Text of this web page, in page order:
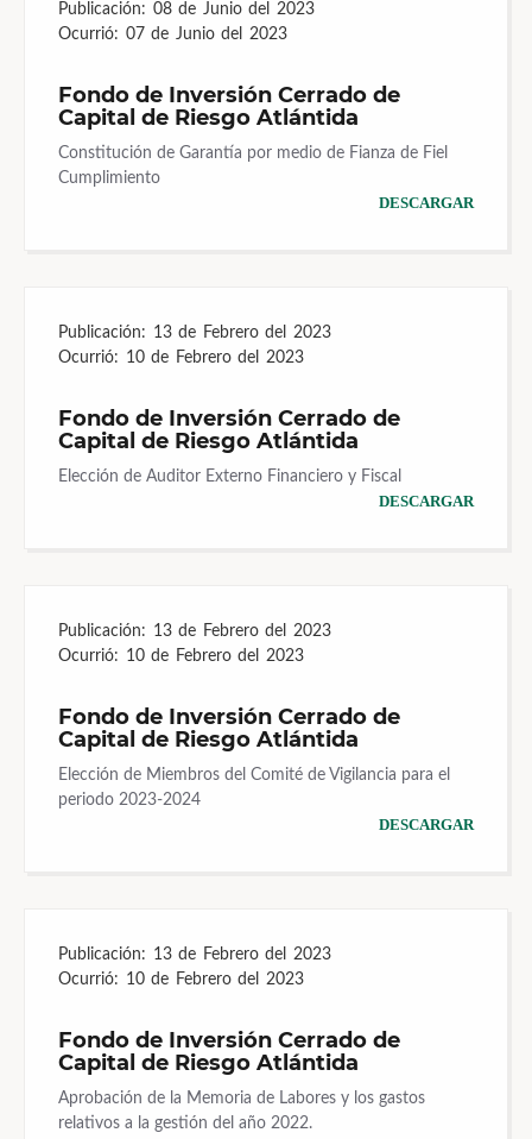
Publicación: 08 de Junio del 2023
Ocurrió: 07 de Junio del 2023
Fondo de Inversión Cerrado de
Capital de Riesgo Atlántida
Constitución de Garantía por medio de Fianza de Fiel
Cumplimiento
DESCARGAR
Publicación: 13 de Febrero del 2023
Ocurrió: 10 de Febrero del 2023
Fondo de Inversión Cerrado de
Capital de Riesgo Atlántida
Elección de Auditor Externo Financiero y Fiscal
DESCARGAR
Publicación: 13 de Febrero del 2023
Ocurrió: 10 de Febrero del 2023
Fondo de Inversión Cerrado de
Capital de Riesgo Atlántida
Elección de Miembros del Comité de Vigilancia para el
periodo 2023-2024
DESCARGAR
Publicación: 13 de Febrero del 2023
Ocurrió: 10 de Febrero del 2023
Fondo de Inversión Cerrado de
Capital de Riesgo Atlántida
Aprobación de la Memoria de Labores y los gastos
relativos a la gestión del año 2022.